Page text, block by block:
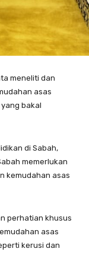
meneliti dan
asas
bakal
di Sabah,
memerlukan
kemudahan asas
perhatian khusus
asas
kerusi dan